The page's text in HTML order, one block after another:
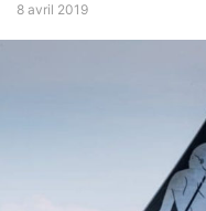
8 avril 2019